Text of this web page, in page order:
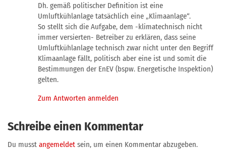
Dh. gemäß politischer Definition ist eine
Umluftkühlanlage tatsächlich eine „Klimaanlage“.
So stellt sich die Aufgabe, dem -klimatechnisch nicht
immer versierten- Betreiber zu erklären, dass seine
Umluftkühlanlage technisch zwar nicht unter den Begriff
Klimaanlage fällt, politisch aber eine ist und somit die
Bestimmungen der EnEV (bspw. Energetische Inspektion)
gelten.
Zum Antworten anmelden
Schreibe einen Kommentar
Du musst angemeldet sein, um einen Kommentar abzugeben.